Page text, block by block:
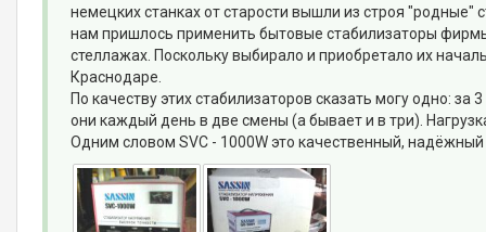
немецких станках от старости вышли из строя
нам пришлось применить бытовые стабилизаторы
стеллажах. Поскольку выбирало и приобретало их
Краснодаре.
По качеству этих стабилизаторов сказать могу одно:
они каждый день в две смены (а бывает и в три).
Одним словом SVC - 1000W это качественный, надёжный